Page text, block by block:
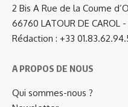
2 Bis A Rue de la Coume
66760 LATOUR DE CAROL -
Rédaction : +33
A PROPOS DE NOUS
Qui sommes-nous ?